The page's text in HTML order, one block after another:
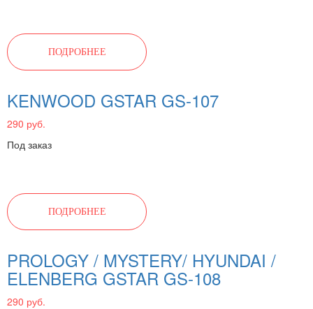
ПОДРОБНЕЕ
KENWOOD GSTAR GS-107
290 руб.
Под заказ
ПОДРОБНЕЕ
PROLOGY / MYSTERY/ HYUNDAI /
ELENBERG GSTAR GS-108
290 руб.